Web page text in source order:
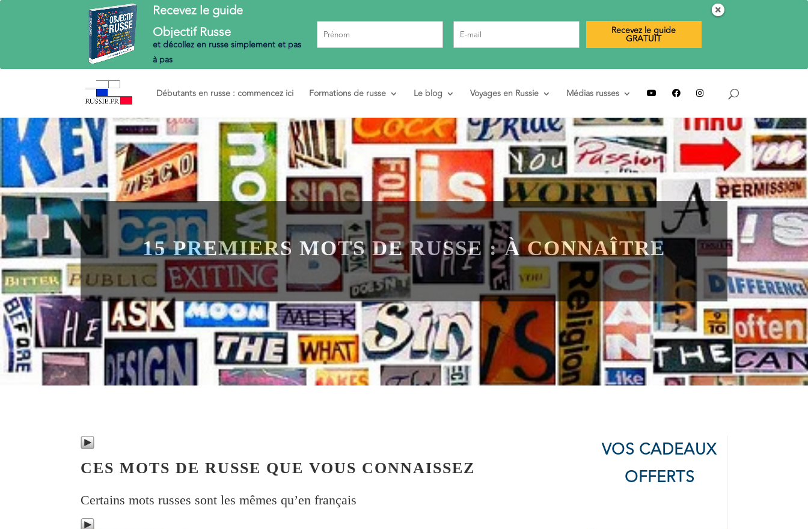
Débutants en russe : commencez ici Formations de russe Le blog Voyages en Russie Médias russes
15 PREMIERS MOTS DE RUSSE : À CONNAÎTRE
CES MOTS DE RUSSE QUE VOUS CONNAISSEZ
Certains mots russes sont les mêmes qu’en français
VOS CADEAUX
OFFERTS
Recevez le guide
ObjectifRusse
et décollez en russesimplement et pas
à pas
Recevez le guide
GRATUIT